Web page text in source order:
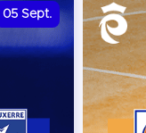
05 Sept.